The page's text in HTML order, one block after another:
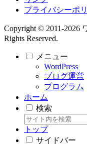
プライバシーポ
Copyright © 2011-2026
Rights Reserved.
メニュー
WordPress
ブログ運営
プログラム
ホーム
検索
トップ
サイドバー